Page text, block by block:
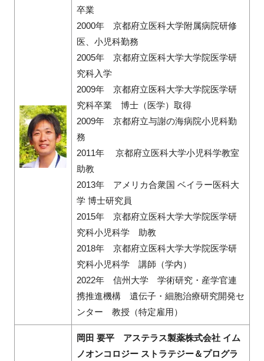
卒業
2000年 京都府立医科大学附属病院研修
医、小児科勤務
2005年 京都府立医科大学大学院医学研
究科入学
2009年 京都府立医科大学大学院医学研
究科卒業 博士（医学）取得
2009年 京都府立与謝の海病院小児科勤
務
2011年 京都府立医科大学小児科学教室
助教
2013年 アメリカ合衆国 ベイラー医科大
学 博士研究員
2015年 京都府立医科大学大学院医学研
究科小児科学 助教
2018年 京都府立医科大学大学院医学研
究科小児科学 講師（学内）
2022年 信州大学 学術研究・産学官連
携推進機構 遺伝子・細胞治療研究開発セ
ンター 教授（特定雇用）
岡田 要平 アステラス製薬株式会社 イム
ノオンコロジー ストラテジー＆プログラ